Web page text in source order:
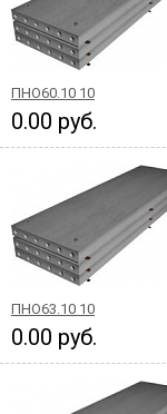
ПНО60.10 10
0.00 руб.
ПНО63.10 10
0.00 руб.